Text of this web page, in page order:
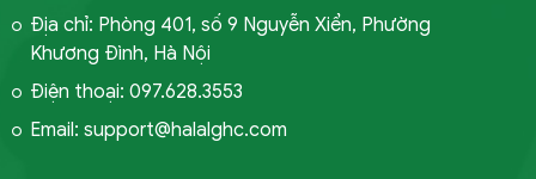
Địa chỉ: Phòng 401, số 9 Nguyễn Xiển, Phường
Khương Đình, Hà Nội
Điện thoại: 097.628.3553
Email: support@halalghc.com